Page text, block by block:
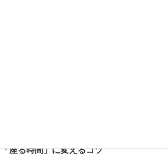
「座る時間」に変えるコツ